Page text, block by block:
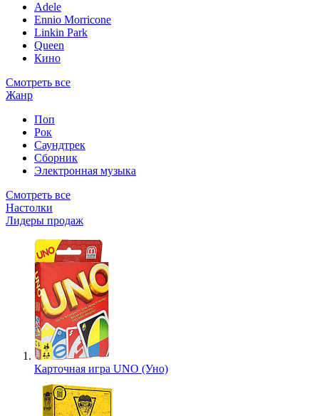
Adele
Ennio Morricone
Linkin Park
Queen
Кино
Смотреть все
Жанр
Поп
Рок
Саундтрек
Сборник
Электронная музыка
Смотреть все
Настолки
Лидеры продаж
Карточная игра UNO (Уно)